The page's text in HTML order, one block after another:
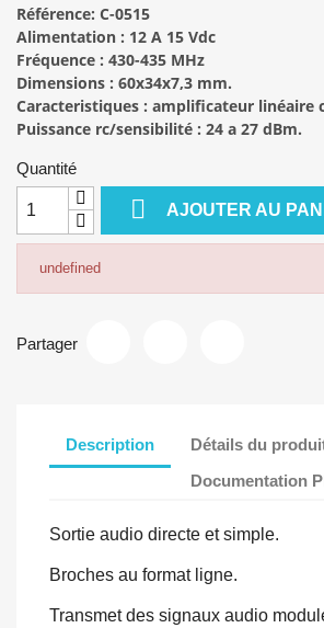
Référence: C-0515
Alimentation : 12 A 15 Vdc
Fréquence : 430-435 MHz
Dimensions : 60x34x7,3 mm.
Caracteristiques : amplificateur linéaire
Puissance rc/sensibilité : 24 a 27 dBm.
Quantité
 AJOUTER AU
undefined
Partager
Description
Détails du
Documentation
Sortie audio directe et simple.
Broches au format ligne.
Transmet des signaux audio